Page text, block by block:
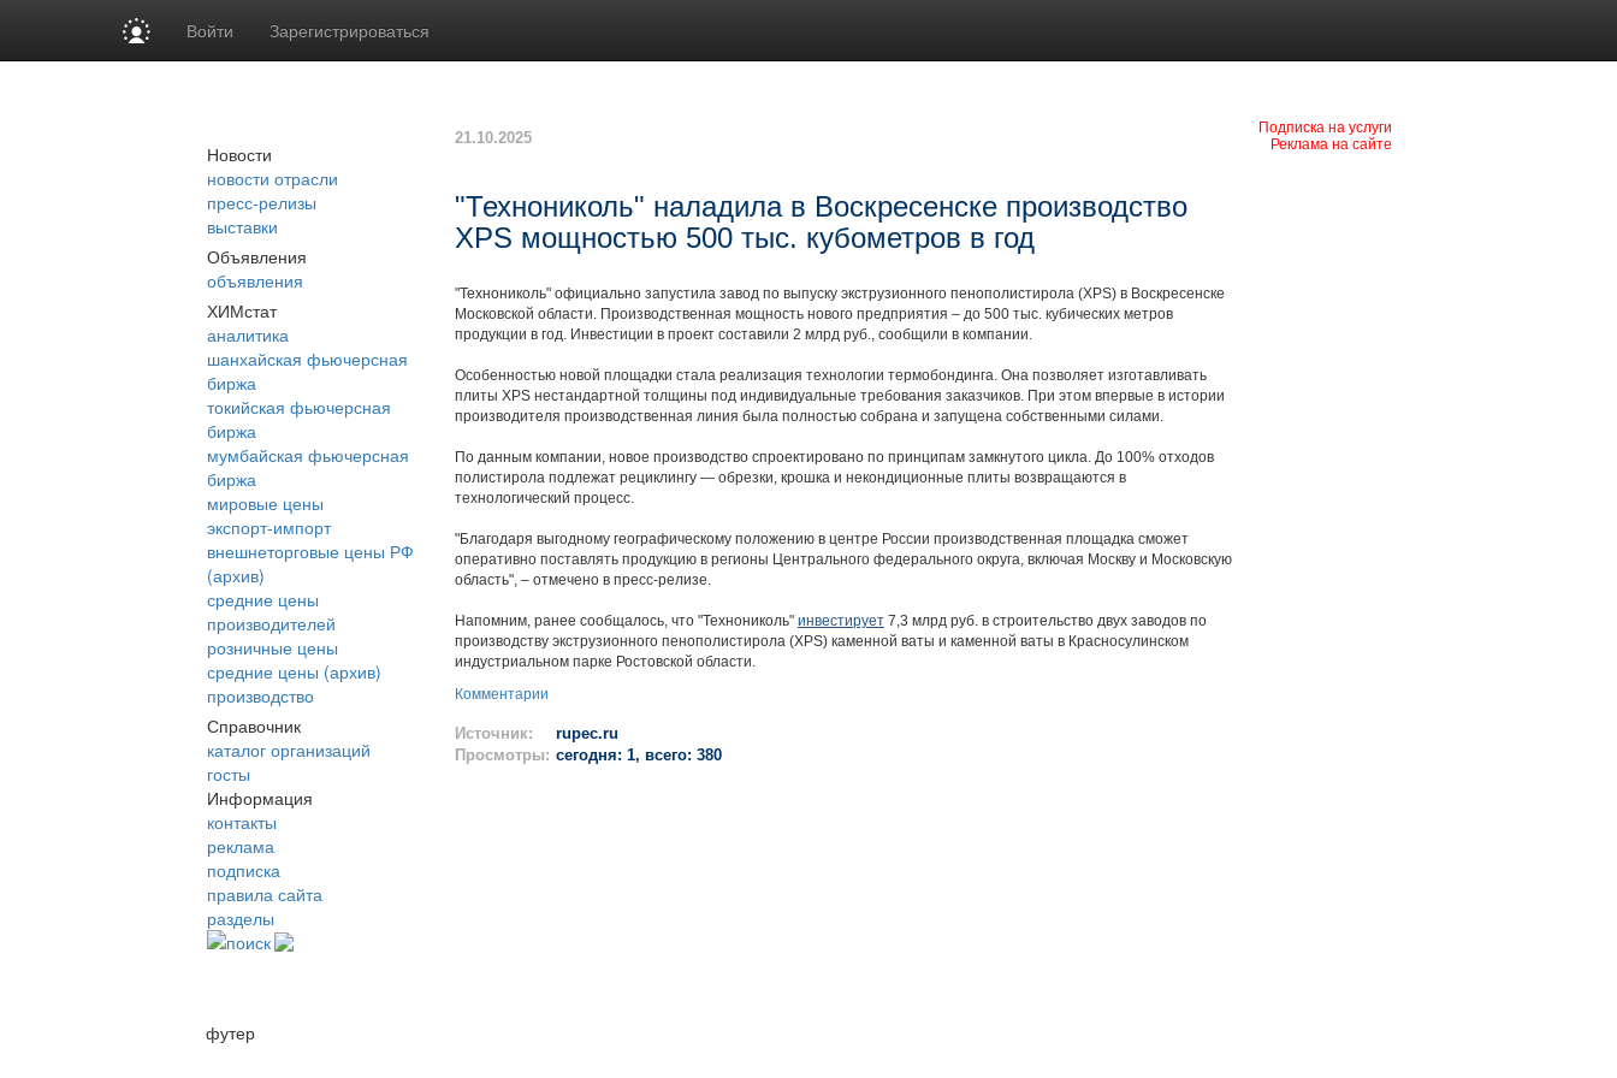
Войти Зарегистрироваться
Новости
новости отрасли
пресс-релизы
выставки
Объявления
объявления
ХИМстат
аналитика
шанхайская фьючерсная
биржа
токийская фьючерсная
биржа
мумбайская фьючерсная
биржа
мировые цены
экспорт-импорт
внешнеторговые цены РФ
(архив)
средние цены
производителей
розничные цены
средние цены (архив)
производство
Справочник
каталог организаций
госты
Информация
контакты
реклама
подписка
правила сайта
разделы
поиск
Подписка на услуги
Реклама на сайте
21.10.2025
"Технониколь" наладила в Воскресенске производство
XPS мощностью 500 тыс. кубометров в год
"Технониколь" официально запустила завод по выпуску экструзионного пенополистирола (XPS) в Воскресенске
Московской области. Производственная мощность нового предприятия – до 500 тыс. кубических метров
продукции в год. Инвестиции в проект составили 2 млрд руб., сообщили в компании.
Особенностью новой площадки стала реализация технологии термобондинга. Она позволяет изготавливать
плиты XPS нестандартной толщины под индивидуальные требования заказчиков. При этом впервые в истории
производителя производственная линия была полностью собрана и запущена собственными силами.
По данным компании, новое производство спроектировано по принципам замкнутого цикла. До 100% отходов
полистирола подлежат рециклингу — обрезки, крошка и некондиционные плиты возвращаются в
технологический процесс.
"Благодаря выгодному географическому положению в центре России производственная площадка сможет
оперативно поставлять продукцию в регионы Центрального федерального округа, включая Москву и Московскую
область", – отмечено в пресс-релизе.
Напомним, ранее сообщалось, что "Технониколь" инвестирует 7,3 млрд руб. в строительство двух заводов по
производству экструзионного пенополистирола (XPS) каменной ваты и каменной ваты в Красносулинском
индустриальном парке Ростовской области.
Комментарии
Источник:
rupec.ru
Просмотры: сегодня: 1, всего: 380
футер